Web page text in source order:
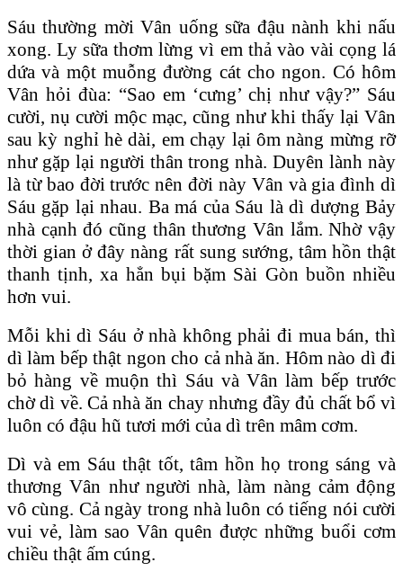
Sáu thường mời Vân uống sữa đậu nành khi nấu
xong. Ly sữa thơm lừng vì em thả vào vài cọng lá
dứa và một muỗng đường cát cho ngon. Có hôm
Vân hỏi đùa: “Sao em ‘cưng’ chị như vậy?” Sáu
cười, nụ cười mộc mạc, cũng như khi thấy lại Vân
sau kỳ nghỉ hè dài, em chạy lại ôm nàng mừng rỡ
như gặp lại người thân trong nhà. Duyên lành này
là từ bao đời trước nên đời này Vân và gia đình dì
Sáu gặp lại nhau. Ba má của Sáu là dì dượng Bảy
nhà cạnh đó cũng thân thương Vân lắm. Nhờ vậy
thời gian ở đây nàng rất sung sướng, tâm hồn thật
thanh tịnh, xa hẳn bụi bặm Sài Gòn buồn nhiều
hơn vui.
Mỗi khi dì Sáu ở nhà không phải đi mua bán, thì
dì làm bếp thật ngon cho cả nhà ăn. Hôm nào dì đi
bỏ hàng về muộn thì Sáu và Vân làm bếp trước
chờ dì về. Cả nhà ăn chay nhưng đầy đủ chất bổ vì
luôn có đậu hũ tươi mới của dì trên mâm cơm.
Dì và em Sáu thật tốt, tâm hồn họ trong sáng và
thương Vân như người nhà, làm nàng cảm động
vô cùng. Cả ngày trong nhà luôn có tiếng nói cười
vui vẻ, làm sao Vân quên được những buổi cơm
chiều thật ấm cúng.